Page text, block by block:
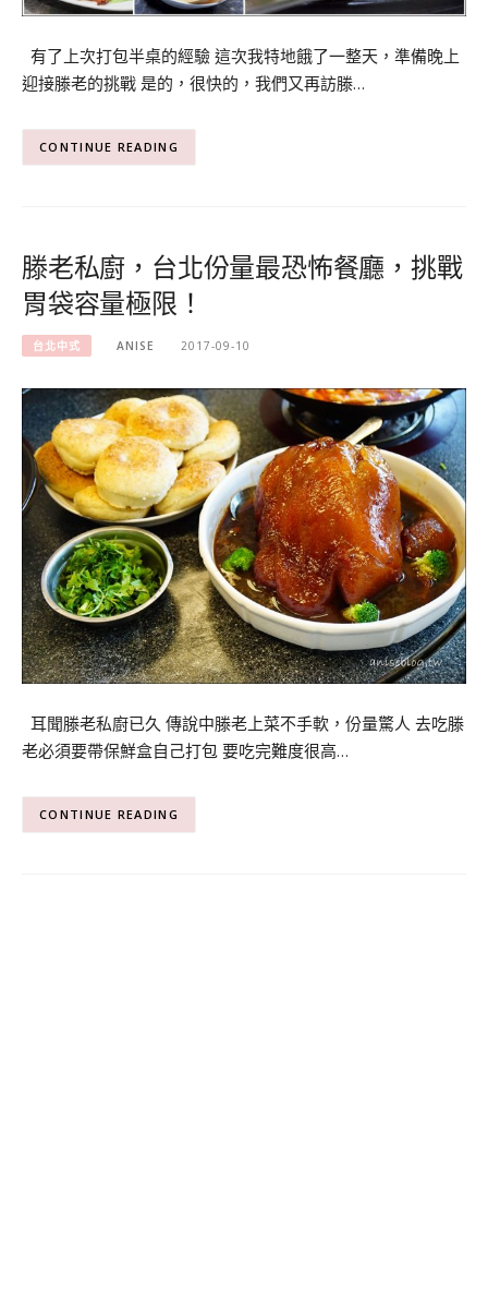
有了上次打包半桌的經驗 這次我特地餓了一整天，準備晚上
迎接滕老的挑戰 是的，很快的，我們又再訪滕…
CONTINUE READING
滕老私廚，台北份量最恐怖餐廳，挑戰
胃袋容量極限！
台北中式 ANISE 2017-09-10
耳聞滕老私廚已久 傳說中滕老上菜不手軟，份量驚人 去吃滕
老必須要帶保鮮盒自己打包 要吃完難度很高…
CONTINUE READING